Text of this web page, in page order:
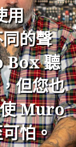
用
的聲
Box 聽
但您也
Muro
怕。